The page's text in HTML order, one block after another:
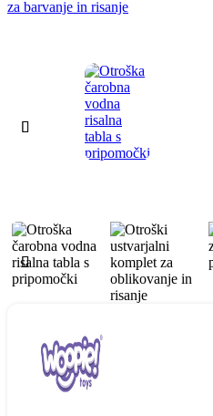
za barvanje in risanje